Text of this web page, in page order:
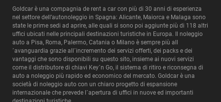
Goldcar è una compagnia de rent a car con più di 30 anni di esperienza
nel settore dell’autonoleggio in Spagna: Alicante, Maiorca e Malaga sono
state le prime sedi ad aprire, alle quali si sono poi aggiunte più di 118 altri
uffici ubicati nelle principali destinazioni turistiche in Europa. Il noleggio
auto a Pisa, Roma, Palermo, Catania o Milano è sempre più all
´avanguardia grazie all´incremento dei servizi offerti, dei packs e dei
vantaggi che sono disponibili su questo sito, insieme ai nuovi servizi
come il distributore di chiavi Key´n Go, il sistema di ritiro e riconsegna di
auto a noleggio più rapido ed economico del mercato. Goldcar è una
società di noleggio auto con un chiaro progetto di espansione
internazionale che prevede l´apertura di uffici in nuove ed importanti